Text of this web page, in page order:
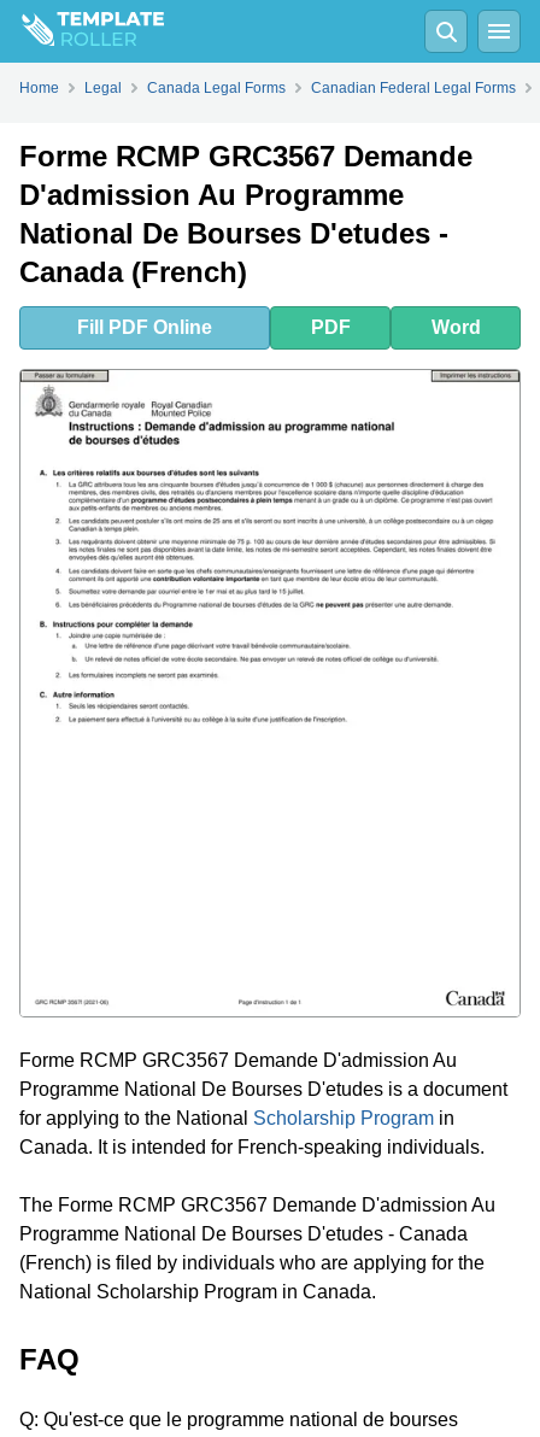
FillPDFOnline Word
Home Legal Canada Legal Forms Canadian Federal Legal Forms
Forme RCMP GRC3567 Demande
D'admission Au Programme
National De Bourses D'etudes -
Canada (French)
Fill PDF Online PDF Word
Forme RCMP GRC3567 Demande D'admission Au
Programme National De Bourses D'etudes is a document
for applying to the National Scholarship Program in
Canada. It is intended for French-speaking individuals.
The Forme RCMP GRC3567 Demande D'admission Au
Programme National De Bourses D'etudes - Canada
(French) is filed by individuals who are applying for the
National Scholarship Program in Canada.
FAQ
Q: Qu'est-ce que le programme national de bourses